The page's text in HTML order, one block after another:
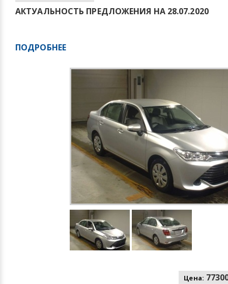
АКТУАЛЬНОСТЬ ПРЕДЛОЖЕНИЯ НА 28.07.2020
ПОДРОБНЕЕ
Цена: